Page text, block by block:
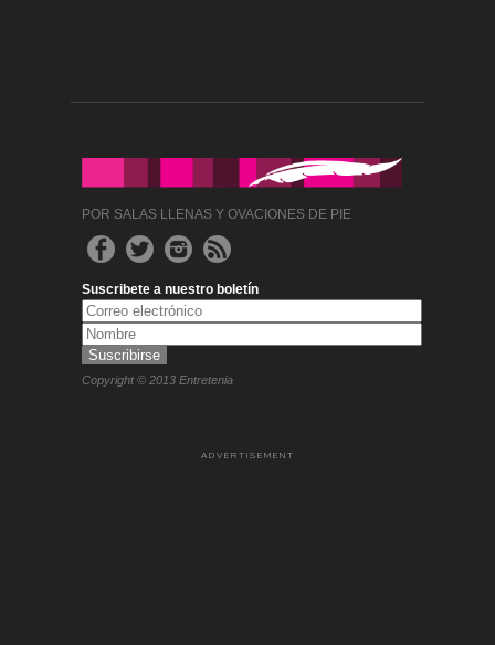
POR SALAS LLENAS Y OVACIONES DE PIE
Suscribete a nuestro boletín
Copyright © 2013 Entretenia
ADVERTISEMENT